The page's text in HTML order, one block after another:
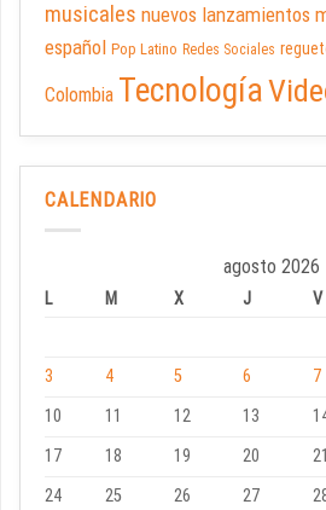
musicales nuevos lanzamientos
español Pop Latino Redes Sociales
Colombia Tecnología
CALENDARIO
agosto 2026
L M X J V
3
4 5 6 7
10
11 12 13
17
18 19 20 21
24
25 26 27